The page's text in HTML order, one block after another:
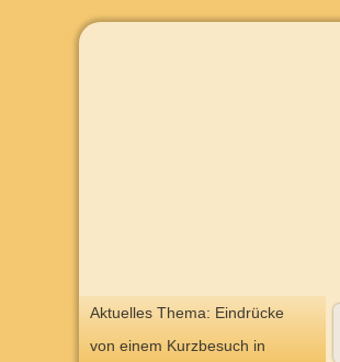
Aktuelles Thema: Eindrücke
von einem Kurzbesuch in